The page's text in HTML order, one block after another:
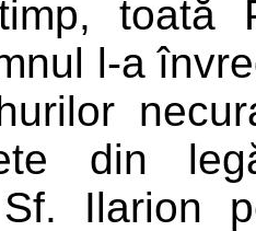
toată
l-a
din
Ilarion